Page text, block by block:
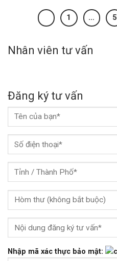
1 … 5
Nhân viên tư vấn
Đăng ký tư vấn
Nhập mã xác thực bảo mật: